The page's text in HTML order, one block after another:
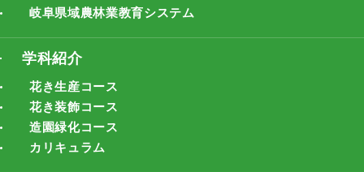
岐阜県域農林業教育システム
学科紹介
花き生産コース
花き装飾コース
造園緑化コース
カリキュラム